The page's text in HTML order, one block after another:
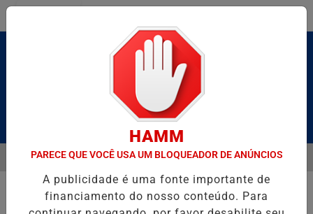
Pesquisar Notícia
E CAIQUE PIMENTA COM O MELHOR DO AXÉ DAS ANTIGAS
EM ALTA
MENU
HAMM
PARECE QUE VOCÊ USA UM BLOQUEADOR DE ANÚNCIOS
A publicidade é uma fonte importante de
financiamento do nosso conteúdo. Para